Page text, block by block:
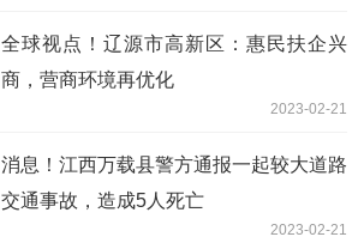
全球视点！辽源市高新区：惠民扶企兴
商，营商环境再优化
2023-02-21
消息！江西万载县警方通报一起较大道路
交通事故，造成5人死亡
2023-02-21